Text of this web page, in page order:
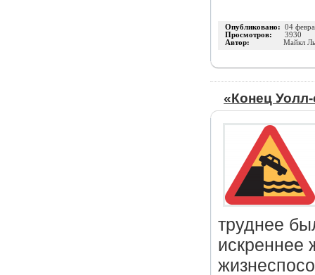
Опубликовано: 04
Просмотров: 3930
Автор: Майкл
«Конец Уолл-
труднее
искреннее